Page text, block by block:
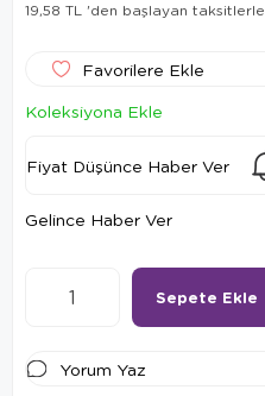
19,58 TL 'den başlayan taksitlerle
Favorilere Ekle
Koleksiyona Ekle
Fiyat Düşünce Haber Ver
Gelince Haber Ver
Yorum Yaz